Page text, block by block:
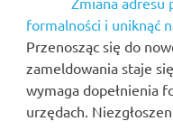
formalności i uniknąć
Przenosząc się do
zameldowania staje
wymaga dopełnienia
urzędach.